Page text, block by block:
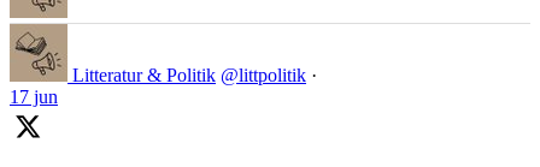
Litteratur & Politik @littpolitik ·
17 jun